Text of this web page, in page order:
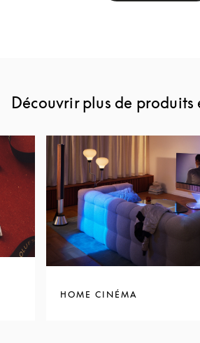
Découvrir plus de produits
HOME CINÉMA